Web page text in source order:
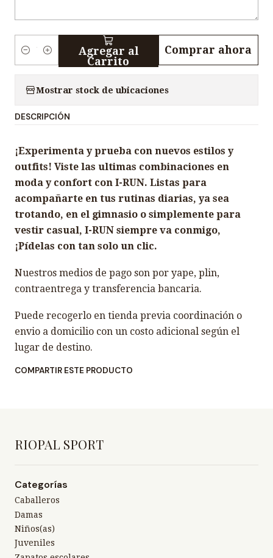
i
a
d
Agregar al
Carrito
Comprar ahora
Mostrar stock de ubicaciones
DESCRIPCIÓN
¡Experimenta y prueba con nuevos estilos y
outfits! Viste las ultimas combinaciones en
moda y confort con I-RUN. Listas para
acompañarte en tus rutinas diarias, ya sea
trotando, en el gimnasio o simplemente para
vestir casual, I-RUN siempre va conmigo,
¡Pídelas con tan solo un clic.
Nuestros medios de pago son por yape, plin,
contraentrega y transferencia bancaria.
Puede recogerlo en tienda previa coordinación o
envio a domicilio con un costo adicional según el
lugar de destino.
COMPARTIR ESTE PRODUCTO
RIOPAL SPORT
Categorías
Caballeros
Damas
Niños(as)
Juveniles